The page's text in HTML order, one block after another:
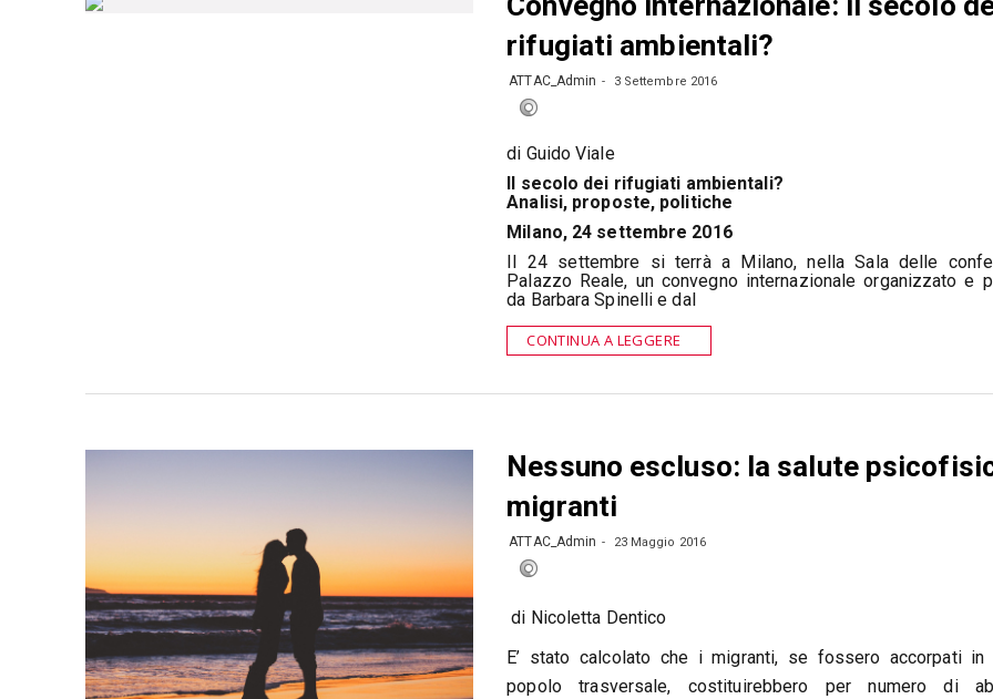
rifugiati ambientali?
ATTAC_Admin 3 Settembre 2016
di Guido Viale
Il secolo dei rifugiati ambientali?
Analisi, proposte, politiche
Milano, 24 settembre 2016
Il 24 settembre si terrà a Milano, nella Sala delle
Palazzo Reale, un convegno internazionale organizzato e
da Barbara Spinelli e dal
CONTINUA A LEGGERE
Nessuno escluso: la salute
migranti
ATTAC_Admin 23 Maggio 2016
di Nicoletta Dentico
E’ stato calcolato che i migranti, se fossero accorpati in
popolo trasversale, costituirebbero per numero di